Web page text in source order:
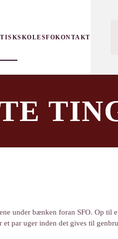
SKOLESFOKONTAKT
under bænken foran SFO. Op til
et par uger inden det gives til